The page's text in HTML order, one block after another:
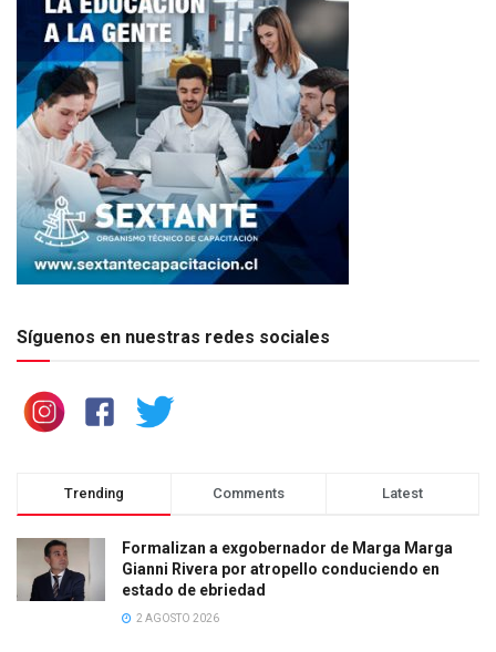
Síguenos en nuestras redes sociales
Trending Comments Latest
Formalizan a exgobernador de Marga Marga
Gianni Rivera por atropello conduciendo en
estado de ebriedad
2 AGOSTO 2026